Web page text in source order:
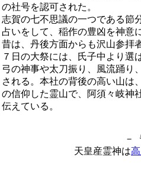
の社号を認可された。
志賀の七不思議の一つである節
占いをして、稲作の豊凶を神意
昔は、丹後方面からも沢山参拝
７日の大祭には、氏子中より選
弓の神事や太刀振り、風流踊り
される。本社の背後の高い山は
の信仰した霊山で、阿須々岐神
伝えている。
－
天皇産霊神は